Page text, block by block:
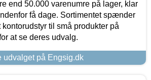
end 50.000 varenumre på lager, klar
få dage. Sortimentet spænder
kontorudstyr til små produkter på
at se deres udvalg.
udvalget på Engsig.dk